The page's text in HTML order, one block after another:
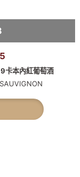
卡本內紅葡萄酒